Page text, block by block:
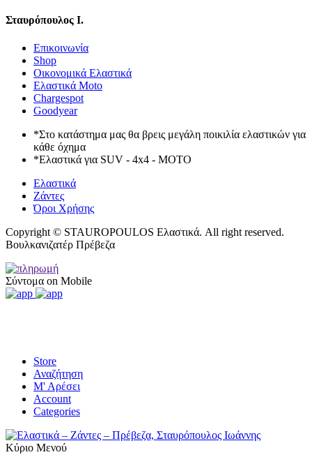
Σταυρόπουλος Ι.
Επικοινωνία
Shop
Οικονομικά Ελαστικά
Ελαστικά Moto
Chargespot
Goodyear
*Στο κατάστημα μας θα βρεις μεγάλη ποικιλία ελαστικών για
κάθε όχημα
*Ελαστικά για SUV - 4x4 - MOTO
Ελαστικά
Ζάντες
Όροι Χρήσης
Copyright © STAUROPOULOS Ελαστικά. All right reserved.
Βουλκανιζατέρ Πρέβεζα
Σύντομα on Mobile
Store
Αναζήτηση
Μ' Αρέσει
Account
Categories
Κύριο Μενού